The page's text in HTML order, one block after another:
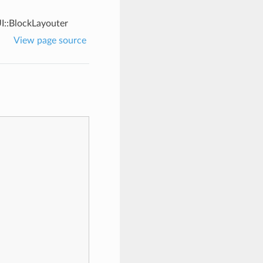
View page source